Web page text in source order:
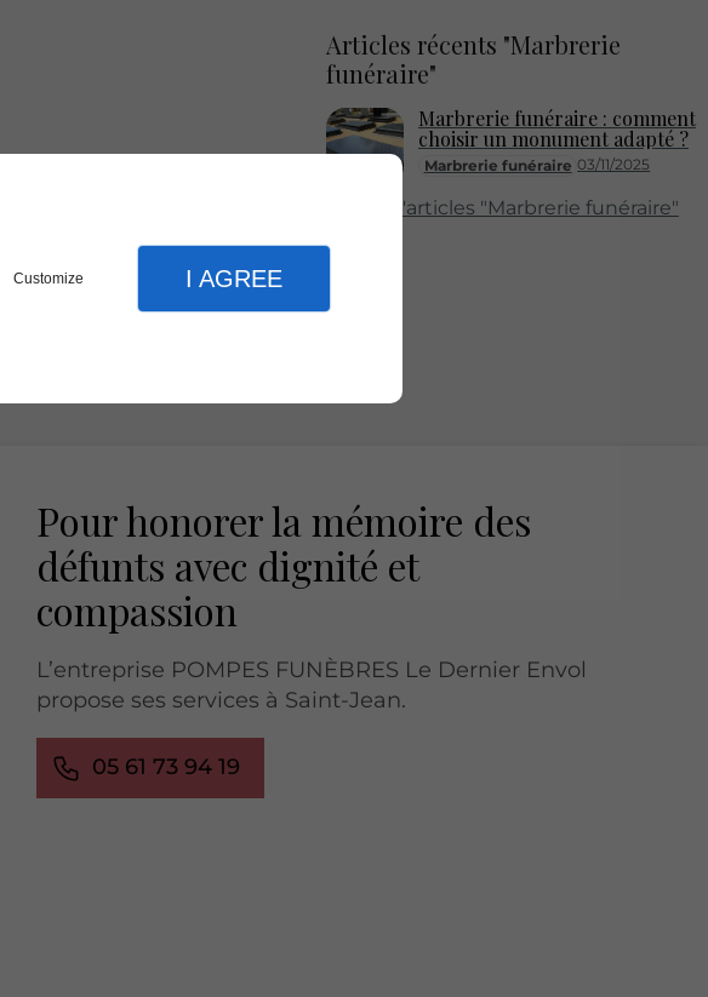
Customize I AGREE
Articles récents "Marbrerie
funéraire"
Marbrerie funéraire 03/11/2025
Marbrerie funéraire : comment
choisir un monument adapté ?
Plus d'articles "Marbrerie funéraire"
Pour honorer la mémoire des
défunts avec dignité et
compassion
L’entreprise POMPES FUNÈBRES Le Dernier Envol
propose ses services à Saint-Jean.
05 61 73 94 19